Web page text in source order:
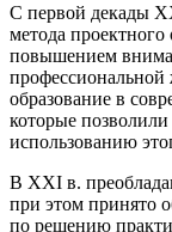
С первой декады
метода
повышением
профессиональной
образование в
которые
использованию
В XXI в.
при этом принято
по решению